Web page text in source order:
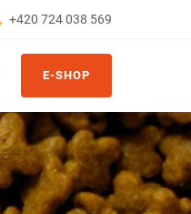
+420 724 038 569
E-SHOP